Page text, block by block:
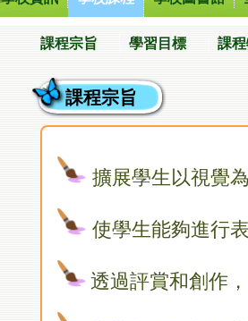
課程宗旨 學習目標 課
課程宗旨
擴展學生以視覺
使學生能夠進行
透過評賞和創作